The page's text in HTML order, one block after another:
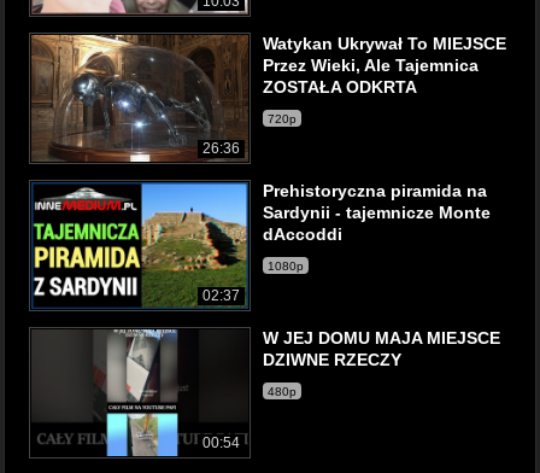
26:36
Watykan Ukrywał To MIEJSCE
Przez Wieki, Ale Tajemnica
ZOSTAŁA ODKRTA
720p
02:37
Prehistoryczna piramida na
Sardynii - tajemnicze Monte
dAccoddi
1080p
00:54
W JEJ DOMU MAJA MIEJSCE
DZIWNE RZECZY
480p